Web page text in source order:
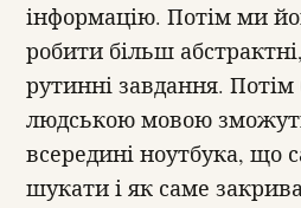
інформацію. Потім ми
робити більш
рутинні завдання. Потім
людською мовою
всередині ноутбука, що
шукати і як саме